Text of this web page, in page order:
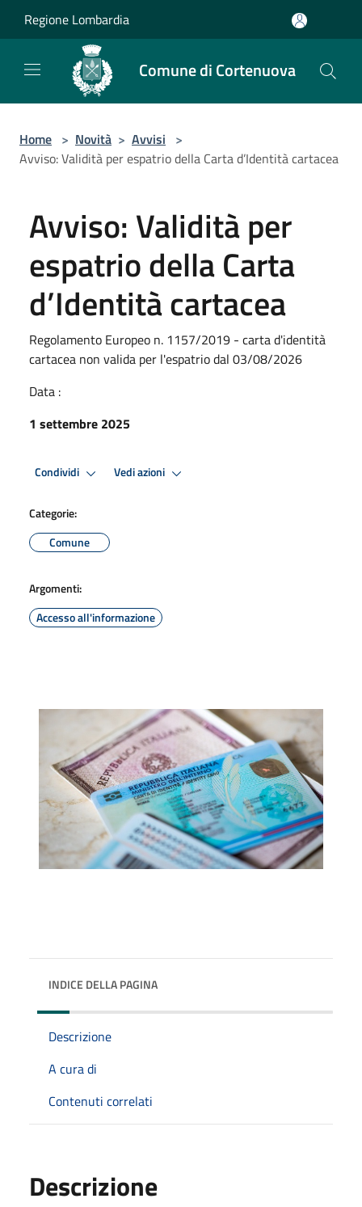
Regione Lombardia
Comune di Cortenuova
Home > Novità > Avvisi >
Avviso: Validità per espatrio della Carta d’Identità cartacea
Avviso: Validità per
espatrio della Carta
d’Identità cartacea
Regolamento Europeo n. 1157/2019 - carta d'identità
cartacea non valida per l'espatrio dal 03/08/2026
Data :
1 settembre 2025
Condividi Vedi azioni
Categorie:
Comune
Argomenti:
Accesso all'informazione
INDICE DELLA PAGINA
Descrizione
A cura di
Contenuti correlati
Descrizione